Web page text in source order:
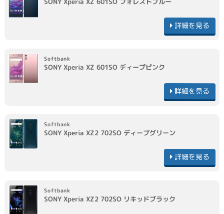
詳細を見る
Softbank
SONY Xperia XZ 601SO ディープピンク
詳細を見る
Softbank
SONY Xperia XZ2 702SO ディープグリーン
詳細を見る
Softbank
SONY Xperia XZ2 702SO リキッドブラック